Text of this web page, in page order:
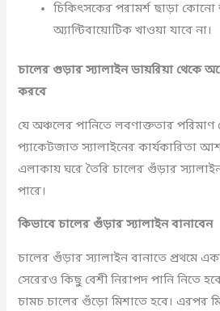
চিকিৎসকের পরামর্শ ছাড়া কোনো
অ্যান্টিবায়োটিক খাওয়া যাবে না।
চালের গুড়ার স্যালাইন ডায়রিয়া থেকে
করবে
যে অঞ্চলের পানিতে লবণাক্ততার পরিমাণ
প্যাকেটজাত স্যালাইনের কার্যকারিতা
এলাকায় ঘরে তৈরি চালের গুঁড়ার
পারে।
কিভাবে চালের গুঁড়ার স্যালাইন বানাবেন
চালের গুঁড়ার স্যালাইন বানাতে প্রথমে
সেরেরও কিছু বেশী নিরাপদ পানি নিতে
চামচ চালের গুঁড়ো মিশাতে হবে। এরপর